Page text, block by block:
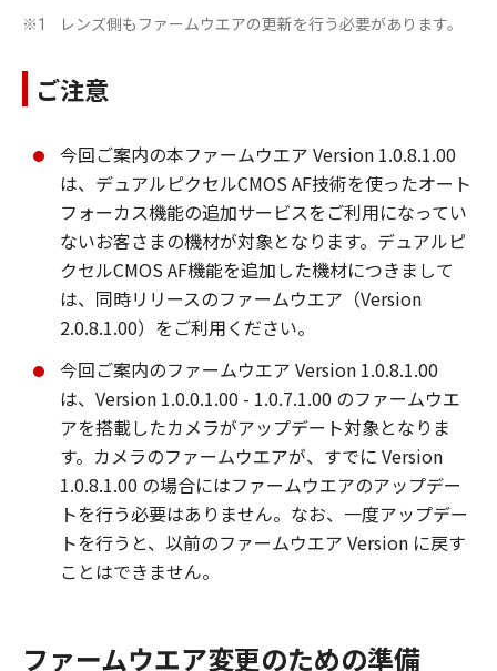
※1 レンズ側もファームウエアの更新を行う必要があります。
ご注意
今回ご案内の本ファームウエア Version 1.0.8.1.00
は、デュアルピクセルCMOS AF技術を使ったオート
フォーカス機能の追加サービスをご利用になってい
ないお客さまの機材が対象となります。デュアルピ
クセルCMOS AF機能を追加した機材につきまして
は、同時リリースのファームウエア（Version
2.0.8.1.00）をご利用ください。
今回ご案内のファームウエア Version 1.0.8.1.00
は、Version 1.0.0.1.00 - 1.0.7.1.00 のファームウエ
アを搭載したカメラがアップデート対象となりま
す。カメラのファームウエアが、すでに Version
1.0.8.1.00 の場合にはファームウエアのアップデー
トを行う必要はありません。なお、一度アップデー
トを行うと、以前のファームウエア Version に戻す
ことはできません。
ファームウエア変更のための準備